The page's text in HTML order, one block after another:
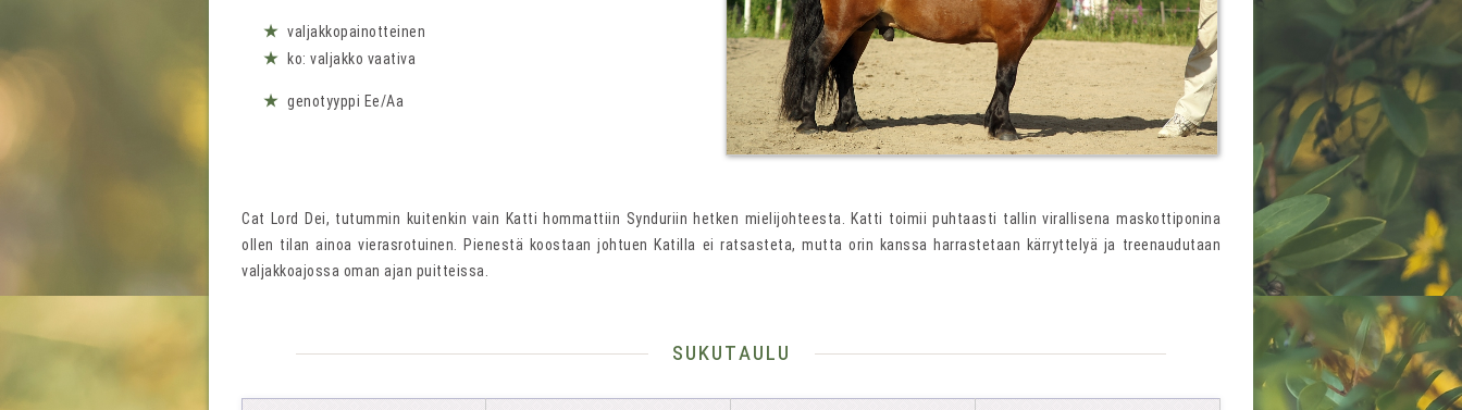
★ valjakkopainotteinen
★ ko: valjakko vaativa
★ genotyyppi Ee/Aa
Cat Lord Dei, tutummin kuitenkin vain Katti hommattiin Synduriin hetken mielijohteesta. Katti toimii puhtaasti tallin virallisena maskottiponina
ollen tilan ainoa vierasrotuinen. Pienestä koostaan johtuen Katilla ei ratsasteta, mutta orin kanssa harrastetaan kärryttelyä ja treenaudutaan
valjakkoajossa oman ajan puitteissa.
sukutaulu